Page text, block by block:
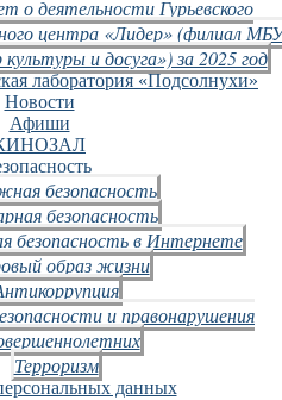
о деятельности Гурьевского
центра «Лидер» (филиал
и досуга») за 2025 год
лаборатория «Подсолнухи»
Новости
Афиши
безопасность
безопасность
безопасность в Интернете
образ жизни
и правонарушения
Терроризм
данных